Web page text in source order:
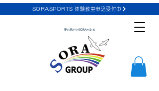
SORASPORTS 体験教室申込受付中
夢の数だけSORAがある